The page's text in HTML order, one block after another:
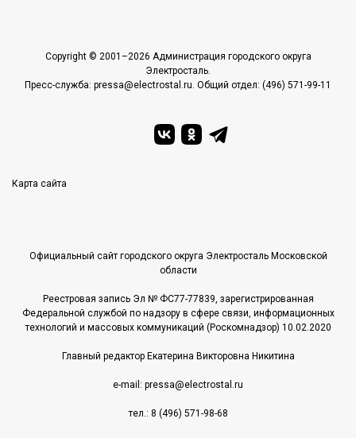
Copyright © 2001–2026 Администрация городского округа
Электросталь.
Пресс-служба: pressa@electrostal.ru. Общий отдел: (496) 571-99-11
Карта сайта
Официальный сайт городского округа Электросталь Московской
области
Реестровая запись Эл № ФС77-77839, зарегистрированная
Федеральной службой по надзору в сфере связи, информационных
технологий и массовых коммуникаций (Роскомнадзор) 10.02.2020
Главный редактор Екатерина Викторовна Никитина
e-mail: pressa@electrostal.ru
тел.: 8 (496) 571-98-68